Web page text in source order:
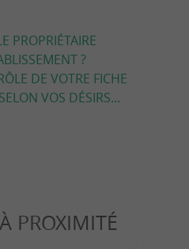
PROPRIÉTAIRE
?
DE VOTRE FICHE
VOS DÉSIRS...
À PROXIMITÉ